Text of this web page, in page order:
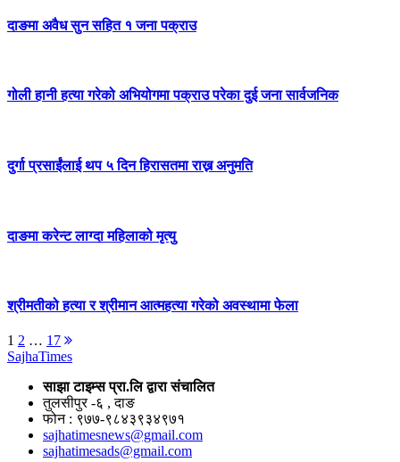
दाङमा अवैध सुन सहित १ जना पक्राउ
गोली हानी हत्या गरेको अभियोगमा पक्राउ परेका दुई जना सार्वजनिक
दुर्गा प्रसाईंलाई थप ५ दिन हिरासतमा राख्न अनुमति
दाङमा करेन्ट लाग्दा महिलाको मृत्यु
श्रीमतीको हत्या र श्रीमान आत्महत्या गरेको अवस्थामा फेला
Posts
pagination
1 2 … 17
Next
page
SajhaTimes
साझा टाइम्स प्रा.लि द्वारा संचालित
तुलसीपुर -६ , दाङ
फोन : ९७७-९८४३९३४९७१
sajhatimesnews@gmail.com
sajhatimesads@gmail.com